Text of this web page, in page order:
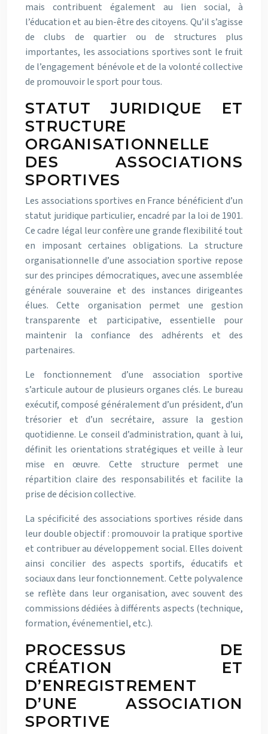
mais contribuent également au lien social, à
l’éducation et au bien-être des citoyens. Qu’il s’agisse
de clubs de quartier ou de structures plus
importantes, les associations sportives sont le fruit
de l’engagement bénévole et de la volonté collective
de promouvoir le sport pour tous.
STATUT JURIDIQUE ET
STRUCTURE
ORGANISATIONNELLE
DES ASSOCIATIONS
SPORTIVES
Les associations sportives en France bénéficient d’un
statut juridique particulier, encadré par la loi de 1901.
Ce cadre légal leur confère une grande flexibilité tout
en imposant certaines obligations. La structure
organisationnelle d’une association sportive repose
sur des principes démocratiques, avec une assemblée
générale souveraine et des instances dirigeantes
élues. Cette organisation permet une gestion
transparente et participative, essentielle pour
maintenir la confiance des adhérents et des
partenaires.
Le fonctionnement d’une association sportive
s’articule autour de plusieurs organes clés. Le bureau
exécutif, composé généralement d’un président, d’un
trésorier et d’un secrétaire, assure la gestion
quotidienne. Le conseil d’administration, quant à lui,
définit les orientations stratégiques et veille à leur
mise en œuvre. Cette structure permet une
répartition claire des responsabilités et facilite la
prise de décision collective.
La spécificité des associations sportives réside dans
leur double objectif : promouvoir la pratique sportive
et contribuer au développement social. Elles doivent
ainsi concilier des aspects sportifs, éducatifs et
sociaux dans leur fonctionnement. Cette polyvalence
se reflète dans leur organisation, avec souvent des
commissions dédiées à différents aspects (technique,
formation, événementiel, etc.).
PROCESSUS DE
CRÉATION ET
D’ENREGISTREMENT
D’UNE ASSOCIATION
SPORTIVE